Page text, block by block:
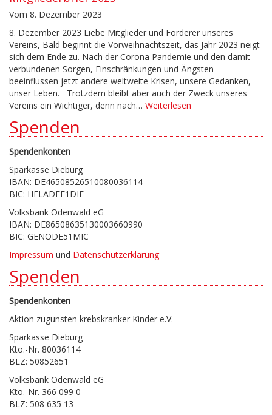
Vom 8. Dezember 2023
8. Dezember 2023 Liebe Mitglieder und Förderer unseres
Vereins, Bald beginnt die Vorweihnachtszeit, das Jahr 2023 neigt
sich dem Ende zu. Nach der Corona Pandemie und den damit
verbundenen Sorgen, Einschränkungen und Ängsten
beeinflussen jetzt andere weltweite Krisen, unsere Gedanken,
unser Leben. Trotzdem bleibt aber auch der Zweck unseres
Vereins ein Wichtiger, denn nach… Weiterlesen
Spenden
Spendenkonten
Sparkasse Dieburg
IBAN: DE46508526510080036114
BIC: HELADEF1DIE
Volksbank Odenwald eG
IBAN: DE86508635130003660990
BIC: GENODE51MIC
Impressum und Datenschutzerklärung
Spenden
Spendenkonten
Aktion zugunsten krebskranker Kinder e.V.
Sparkasse Dieburg
Kto.-Nr. 80036114
BLZ: 50852651
Volksbank Odenwald eG
Kto.-Nr. 366 099 0
BLZ: 508 635 13